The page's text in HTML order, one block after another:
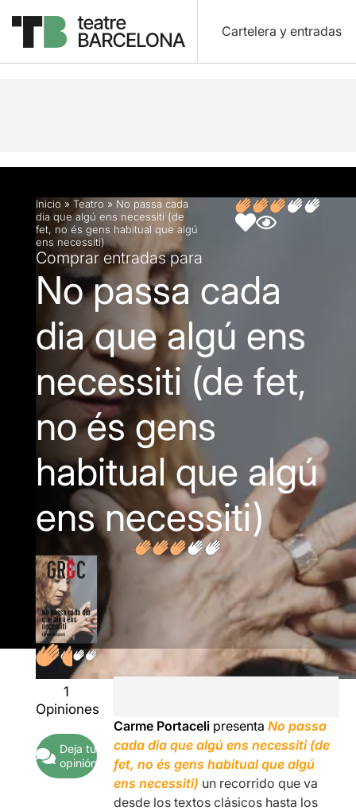
Cartelera y entradas
Descripción Ficha artística Opiniones
Inicio » Teatro » No passa cada
dia que algú ens necessiti (de
fet, no és gens habitual que algú
ens necessiti)
Comprar entradas para
No passa cada
dia que algú ens
necessiti (de fet,
no és gens
habitual que algú
ens necessiti)
1
Opiniones
Deja tu
opinión
Carme Portaceli presenta No passa
cada dia que algú ens necessiti (de
fet, no és gens habitual que algú
ens necessiti) un recorrido que va
desde los textos clásicos hasta los